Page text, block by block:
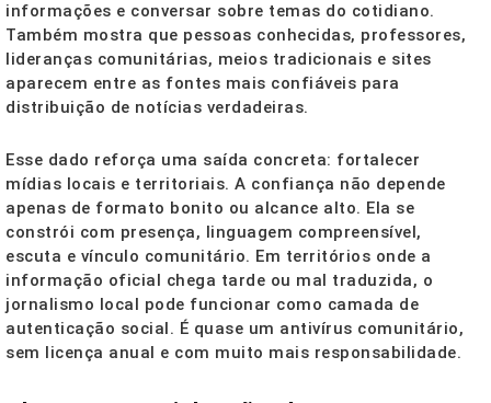
informações e conversar sobre temas do cotidiano.
Também mostra que pessoas conhecidas, professores,
lideranças comunitárias, meios tradicionais e sites
aparecem entre as fontes mais confiáveis para
distribuição de notícias verdadeiras.
Esse dado reforça uma saída concreta: fortalecer
mídias locais e territoriais. A confiança não depende
apenas de formato bonito ou alcance alto. Ela se
constrói com presença, linguagem compreensível,
escuta e vínculo comunitário. Em territórios onde a
informação oficial chega tarde ou mal traduzida, o
jornalismo local pode funcionar como camada de
autenticação social. É quase um antivírus comunitário,
sem licença anual e com muito mais responsabilidade.